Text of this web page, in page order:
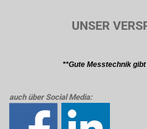
UNSER
**Gute Messtechnik
auch über Social Media: